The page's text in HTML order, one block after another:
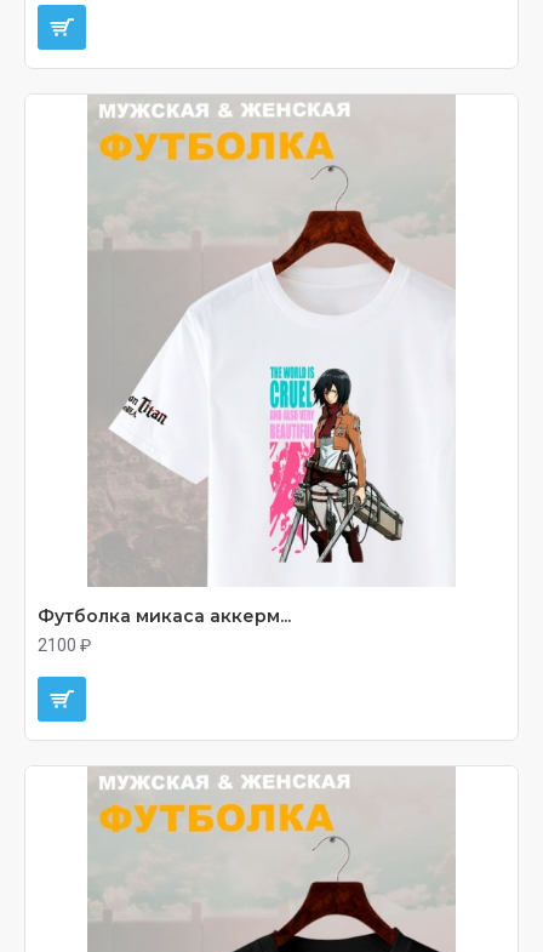
Футболка микаса аккерм...
2100 ₽